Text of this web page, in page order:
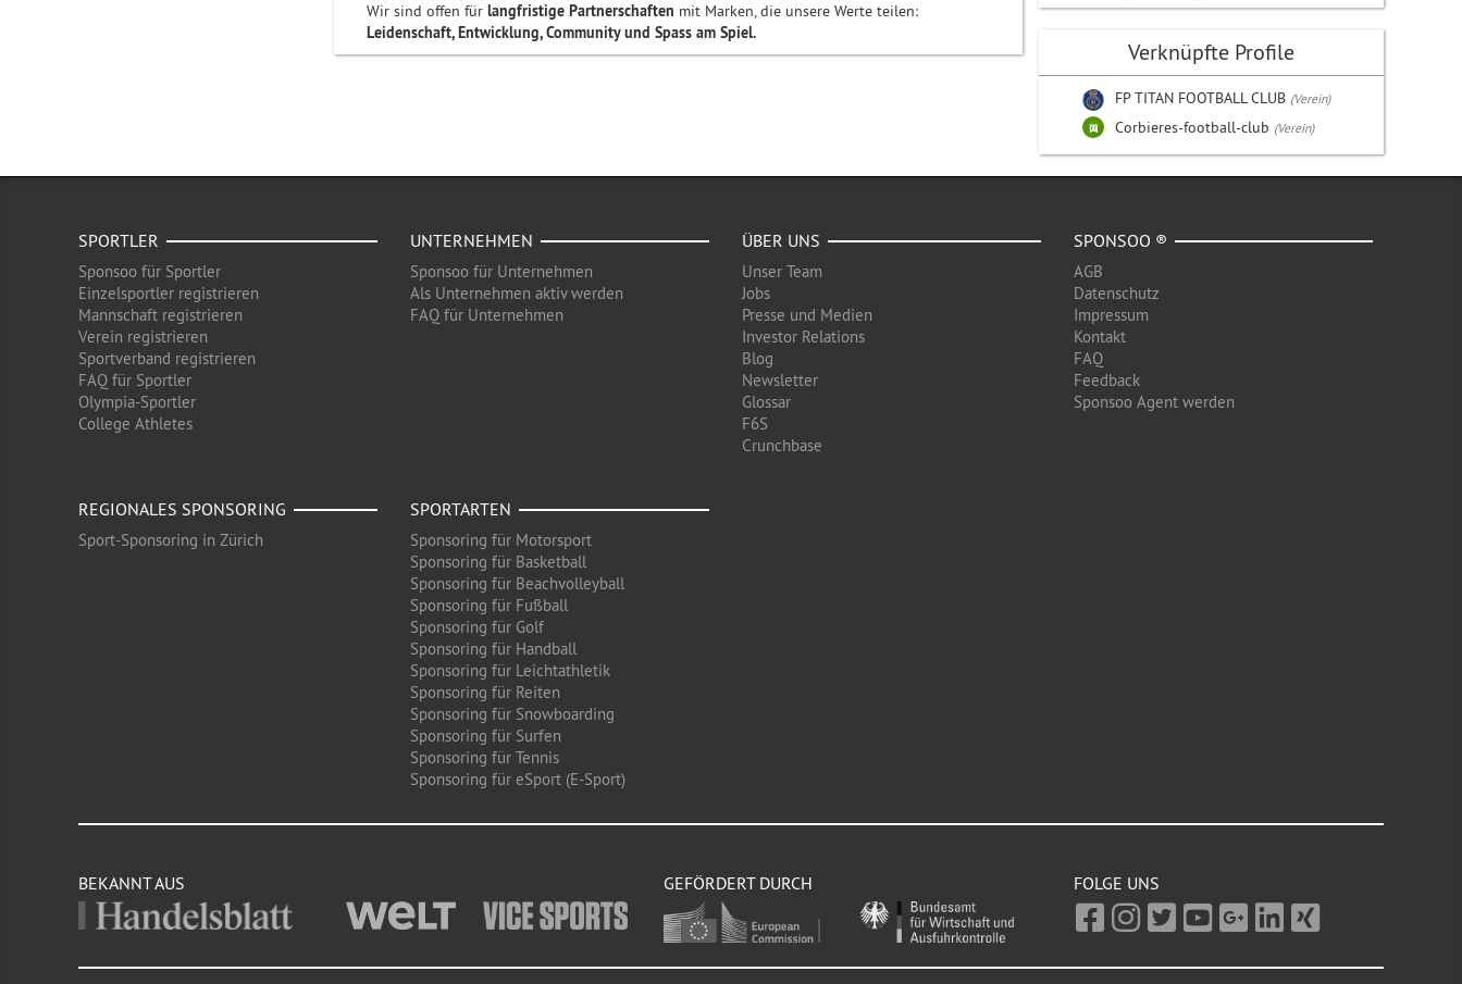
Wir sind offen für langfristige Partnerschaften mit Marken, die unsere Werte teilen:
Leidenschaft, Entwicklung, Community und Spass am Spiel.
Verknüpfte Profile
FP TITAN FOOTBALL CLUB (Verein)
Corbieres-football-club (Verein)
SPORTLER
Sponsoo für Sportler
Einzelsportler registrieren
Mannschaft registrieren
Verein registrieren
Sportverband registrieren
FAQ für Sportler
Olympia-Sportler
College Athletes
UNTERNEHMEN
Sponsoo für Unternehmen
Als Unternehmen aktiv werden
FAQ für Unternehmen
ÜBER UNS
Unser Team
Jobs
Presse und Medien
Investor Relations
Blog
Newsletter
Glossar
F6S
Crunchbase
SPONSOO ®
AGB
Datenschutz
Impressum
Kontakt
FAQ
Feedback
Sponsoo Agent werden
REGIONALES SPONSORING
Sport-Sponsoring in Zürich
SPORTARTEN
Sponsoring für Motorsport
Sponsoring für Basketball
Sponsoring für Beachvolleyball
Sponsoring für Fußball
Sponsoring für Golf
Sponsoring für Handball
Sponsoring für Leichtathletik
Sponsoring für Reiten
Sponsoring für Snowboarding
Sponsoring für Surfen
Sponsoring für Tennis
Sponsoring für eSport (E-Sport)
BEKANNT AUS GEFÖRDERT DURCH FOLGE UNS